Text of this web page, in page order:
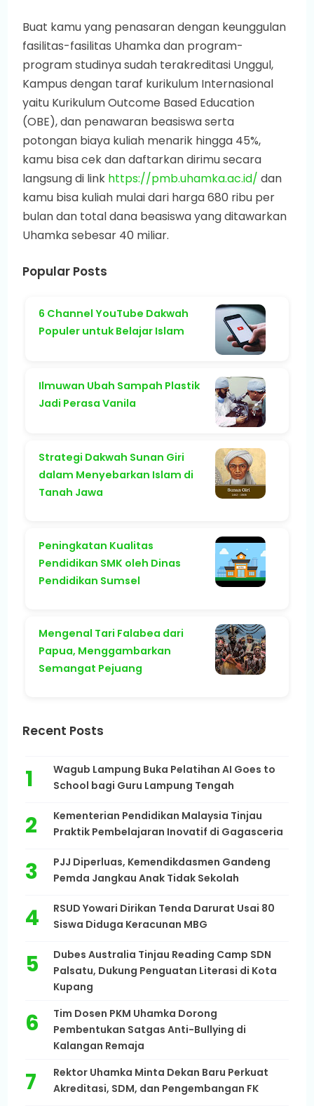
Buat kamu yang penasaran dengan keunggulan
fasilitas-fasilitas Uhamka dan program-
program studinya sudah terakreditasi Unggul,
Kampus dengan taraf kurikulum Internasional
yaitu Kurikulum Outcome Based Education
(OBE), dan penawaran beasiswa serta
potongan biaya kuliah menarik hingga 45%,
kamu bisa cek dan daftarkan dirimu secara
langsung di link https://pmb.uhamka.ac.id/ dan
kamu bisa kuliah mulai dari harga 680 ribu per
bulan dan total dana beasiswa yang ditawarkan
Uhamka sebesar 40 miliar.
Popular Posts
6 Channel YouTube Dakwah
Populer untuk Belajar Islam
Ilmuwan Ubah Sampah Plastik
Jadi Perasa Vanila
Strategi Dakwah Sunan Giri
dalam Menyebarkan Islam di
Tanah Jawa
Peningkatan Kualitas
Pendidikan SMK oleh Dinas
Pendidikan Sumsel
Mengenal Tari Falabea dari
Papua, Menggambarkan
Semangat Pejuang
Recent Posts
Wagub Lampung Buka Pelatihan AI Goes to
School bagi Guru Lampung Tengah
Kementerian Pendidikan Malaysia Tinjau
Praktik Pembelajaran Inovatif di Gagasceria
PJJ Diperluas, Kemendikdasmen Gandeng
Pemda Jangkau Anak Tidak Sekolah
RSUD Yowari Dirikan Tenda Darurat Usai 80
Siswa Diduga Keracunan MBG
Dubes Australia Tinjau Reading Camp SDN
Palsatu, Dukung Penguatan Literasi di Kota
Kupang
Tim Dosen PKM Uhamka Dorong
Pembentukan Satgas Anti-Bullying di
Kalangan Remaja
Rektor Uhamka Minta Dekan Baru Perkuat
Akreditasi, SDM, dan Pengembangan FK